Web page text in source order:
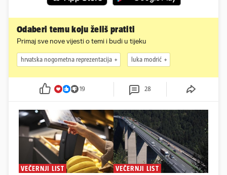
Odaberi temu koju želiš pratiti
Primaj sve nove vijesti o temi i budi u tijeku
hrvatska nogometna reprezentacija luka modrić
19 28